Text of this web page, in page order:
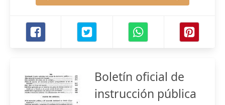
Boletín oficial de
instrucción pública